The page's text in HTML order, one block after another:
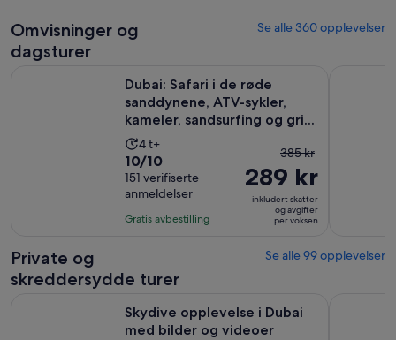
Omvisninger og
dagsturer
Se alle 360 opplevelser
Dubai: Safari i de røde
sanddynene, ATV-sykler,
kameler, sandsurfing og gri...
Aktivitetens
varighet
er
4
timer
4 t+
10.0
av
10
med
10/10
151 verifiserte
anmeldelser
Gratis avbestilling
Forrige
pris
var
385 kr,
og
pris
per
385 kr
289 kr
inkludert skatter
og avgifter
per voksen
Private og
skreddersydde turer
Se alle 99 opplevelser
Skydive opplevelse i Dubai
med bilder og videoer